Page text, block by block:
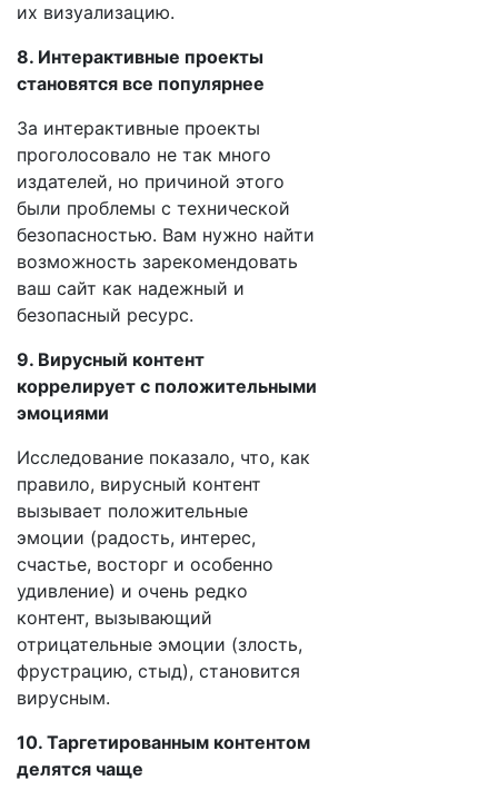
их визуализацию.
8. Интерактивные проекты
становятся все популярнее
За интерактивные проекты
проголосовало не так много
издателей, но причиной этого
были проблемы с технической
безопасностью. Вам нужно найти
возможность зарекомендовать
ваш сайт как надежный и
безопасный ресурс.
9. Вирусный контент
коррелирует с положительными
эмоциями
Исследование показало, что, как
правило, вирусный контент
вызывает положительные
эмоции (радость, интерес,
счастье, восторг и особенно
удивление) и очень редко
контент, вызывающий
отрицательные эмоции (злость,
фрустрацию, стыд), становится
вирусным.
10. Таргетированным контентом
делятся чаще